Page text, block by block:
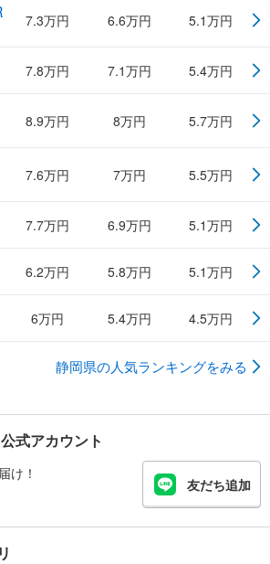
7.3万円 6.6万円 5.1万円
7.8万円 7.1万円 5.4万円
8.9万円 8万円 5.7万円
7.6万円 7万円 5.5万円
7.7万円 6.9万円 5.1万円
6.2万円 5.8万円 5.1万円
6万円 5.4万円 4.5万円
静岡県の人気ランキングをみる
式アカウント
け！
友だち追加